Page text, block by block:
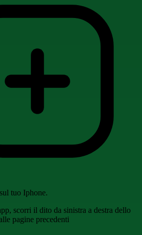
tuo Iphone.
scorri il dito da sinistra a destra dello
pagine precedenti